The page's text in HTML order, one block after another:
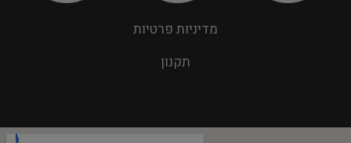
מדיניות פרטיות
תקנון